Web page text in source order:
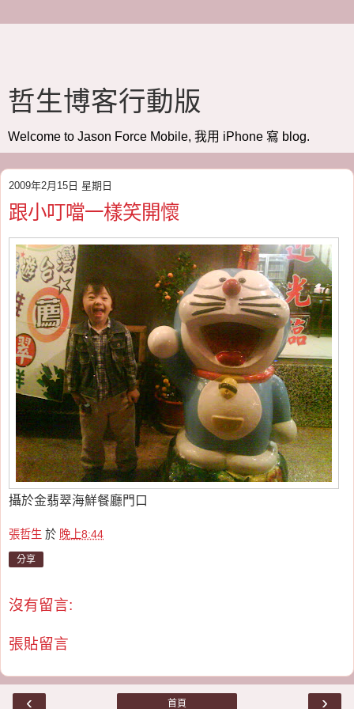
哲生博客行動版
Welcome to Jason Force Mobile, 我用 iPhone 寫 blog.
2009年2月15日 星期日
跟小叮噹一樣笑開懷
攝於金翡翠海鮮餐廳門口
張哲生 於 晚上8:44
分享
沒有留言:
張貼留言
‹ ›
首頁